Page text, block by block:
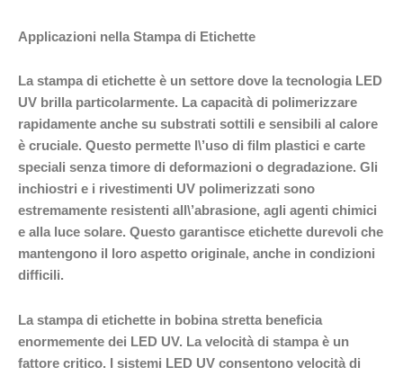
Applicazioni nella Stampa di Etichette
La stampa di etichette è un settore dove la tecnologia LED
UV brilla particolarmente. La capacità di polimerizzare
rapidamente anche su substrati sottili e sensibili al calore
è cruciale. Questo permette l\’uso di film plastici e carte
speciali senza timore di deformazioni o degradazione. Gli
inchiostri e i rivestimenti UV polimerizzati sono
estremamente resistenti all\’abrasione, agli agenti chimici
e alla luce solare. Questo garantisce etichette durevoli che
mantengono il loro aspetto originale, anche in condizioni
difficili.
La stampa di etichette in bobina stretta beneficia
enormemente dei LED UV. La velocità di stampa è un
fattore critico. I sistemi LED UV consentono velocità di